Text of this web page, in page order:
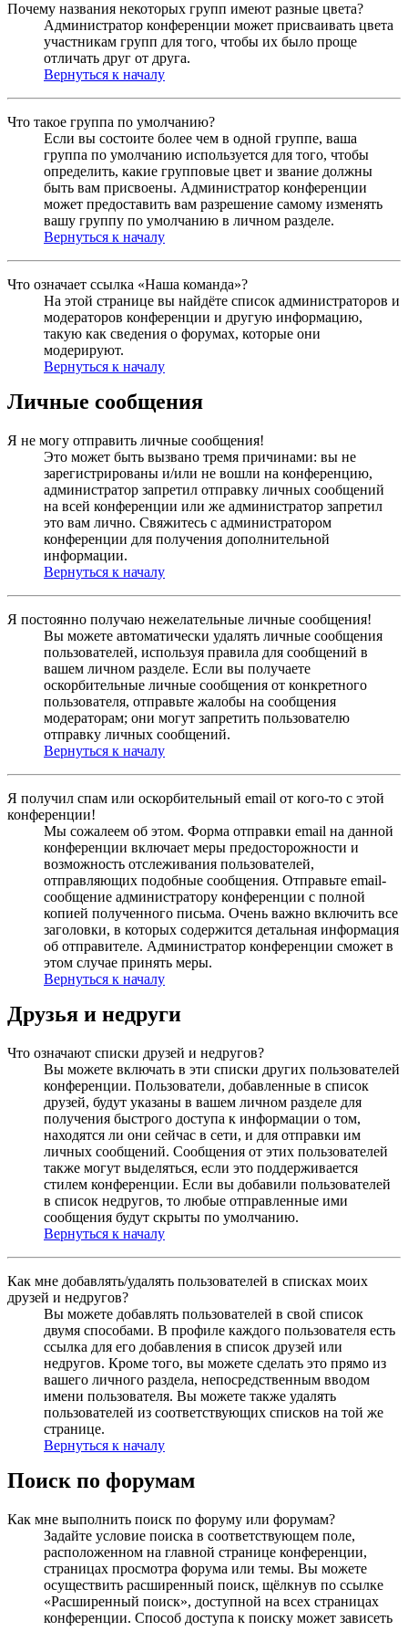
Почему названия некоторых групп имеют разные цвета?
Администратор конференции может присваивать цвета
участникам групп для того, чтобы их было проще
отличать друг от друга.
Вернуться к началу
Что такое группа по умолчанию?
Если вы состоите более чем в одной группе, ваша
группа по умолчанию используется для того, чтобы
определить, какие групповые цвет и звание должны
быть вам присвоены. Администратор конференции
может предоставить вам разрешение самому изменять
вашу группу по умолчанию в личном разделе.
Вернуться к началу
Что означает ссылка «Наша команда»?
На этой странице вы найдёте список администраторов и
модераторов конференции и другую информацию,
такую как сведения о форумах, которые они
модерируют.
Вернуться к началу
Личные сообщения
Я не могу отправить личные сообщения!
Это может быть вызвано тремя причинами: вы не
зарегистрированы и/или не вошли на конференцию,
администратор запретил отправку личных сообщений
на всей конференции или же администратор запретил
это вам лично. Свяжитесь с администратором
конференции для получения дополнительной
информации.
Вернуться к началу
Я постоянно получаю нежелательные личные сообщения!
Вы можете автоматически удалять личные сообщения
пользователей, используя правила для сообщений в
вашем личном разделе. Если вы получаете
оскорбительные личные сообщения от конкретного
пользователя, отправьте жалобы на сообщения
модераторам; они могут запретить пользователю
отправку личных сообщений.
Вернуться к началу
Я получил спам или оскорбительный email от кого-то с этой
конференции!
Мы сожалеем об этом. Форма отправки email на данной
конференции включает меры предосторожности и
возможность отслеживания пользователей,
отправляющих подобные сообщения. Отправьте email-
сообщение администратору конференции с полной
копией полученного письма. Очень важно включить все
заголовки, в которых содержится детальная информация
об отправителе. Администратор конференции сможет в
этом случае принять меры.
Вернуться к началу
Друзья и недруги
Что означают списки друзей и недругов?
Вы можете включать в эти списки других пользователей
конференции. Пользователи, добавленные в список
друзей, будут указаны в вашем личном разделе для
получения быстрого доступа к информации о том,
находятся ли они сейчас в сети, и для отправки им
личных сообщений. Сообщения от этих пользователей
также могут выделяться, если это поддерживается
стилем конференции. Если вы добавили пользователей
в список недругов, то любые отправленные ими
сообщения будут скрыты по умолчанию.
Вернуться к началу
Как мне добавлять/удалять пользователей в списках моих
друзей и недругов?
Вы можете добавлять пользователей в свой список
двумя способами. В профиле каждого пользователя есть
ссылка для его добавления в список друзей или
недругов. Кроме того, вы можете сделать это прямо из
вашего личного раздела, непосредственным вводом
имени пользователя. Вы можете также удалять
пользователей из соответствующих списков на той же
странице.
Вернуться к началу
Поиск по форумам
Как мне выполнить поиск по форуму или форумам?
Задайте условие поиска в соответствующем поле,
расположенном на главной странице конференции,
страницах просмотра форума или темы. Вы можете
осуществить расширенный поиск, щёлкнув по ссылке
«Расширенный поиск», доступной на всех страницах
конференции. Способ доступа к поиску может зависеть